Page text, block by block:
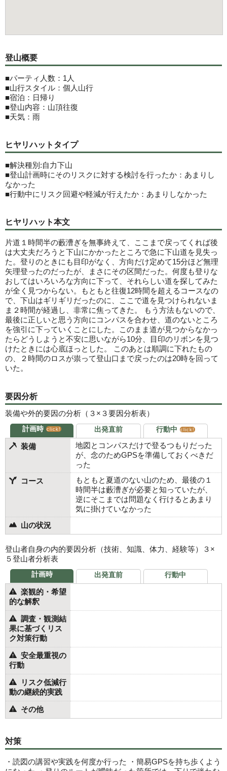
登山概要
■パーティ人数：1人
■山行スタイル：個人山行
■宿泊：日帰り
■登山内容：山頂往復
■天気：雨
ヒヤリハットタイプ
■解決種別:自力下山
■登山計画時にそのリスクに対する検討を行ったか：あまりし
なかった
■行動中にリスク回避や軽減が行えたか：あまりしなかった
ヒヤリハット本文
片道１時間半の藪漕ぎを無事終えて、ここまで戻ってくれば後
は大丈夫だろうと下山にかかったところで急に下山道を見失っ
た。登りのときにも目印がなく、方向だけ定めて15分ほど無理
矢理登ったのだったが、まさにその区間だった。何度も登りな
おしてはいろいろな方向に下って、それらしい道を探してみた
が全く見つからない。もともと往復12時間を超えるコースなの
で、下山はギリギリだったのに、ここで道を見つけられないま
ま２時間が経過し、非常に焦ってきた。 もう方法もないので、
最後に正しいと思う方向にコンパスを合わせ、道のないところ
を強引に下っていくことにした。このまま道が見つからなかっ
たらどうしようと不安に思いながら10分、目印のリボンを見つ
けたときには心底ほっとした。 このあとは順調に下れたもの
の、２時間のロスが祟って登山口まで戻ったのは20時を回って
いた。
要因分析
装備や外的要因の分析（３×３要因分析表）
計画時 click! 出発直前 行動中 click!
装備
地図とコンパスだけで登るつもりだった
が、念のためGPSを準備しておくべきだ
った
コース
もともと夏道のない山のため、最後の１
時間半は藪漕ぎが必要と知っていたが、
逆にそこまでは問題なく行けるとあまり
気に掛けていなかった
山の状況
登山者自身の内的要因分析（技術、知識、体力、経験等）３×
５登山者分析表
計画時 出発直前 行動中
楽観的・希望
的な解釈
調査・観測結
果に基づくリス
ク対策行動
安全最重視の
行動
リスク低減行
動の継続的実践
その他
対策
・読図の講習や実践を何度か行った ・簡易GPSを持ち歩くよう